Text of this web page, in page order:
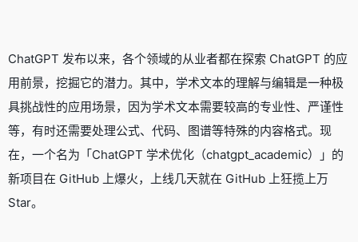
ChatGPT 发布以来，各个领域的从业者都在探索 ChatGPT 的应
用前景，挖掘它的潜力。其中，学术文本的理解与编辑是一种极
具挑战性的应用场景，因为学术文本需要较高的专业性、严谨性
等，有时还需要处理公式、代码、图谱等特殊的内容格式。现
在，一个名为「ChatGPT 学术优化（chatgpt_academic）」的
新项目在 GitHub 上爆火，上线几天就在 GitHub 上狂揽上万
Star。